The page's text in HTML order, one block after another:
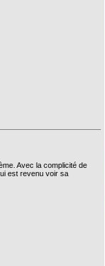
Avec la complicité de
est revenu voir sa